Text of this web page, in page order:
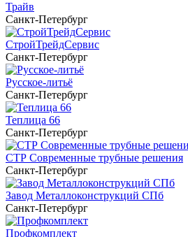
Трайв
Санкт-Петербург
СтройТрейдСервис
Санкт-Петербург
Русское-литьё
Санкт-Петербург
Теплица 66
Санкт-Петербург
СТР Современные трубные решения
Санкт-Петербург
Завод Металлоконструкций СПб
Санкт-Петербург
Профкомплект